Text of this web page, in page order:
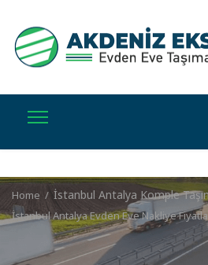
Home / İstanbul Antalya Komple
İstanbul Antalya Evden Eve Nakliye